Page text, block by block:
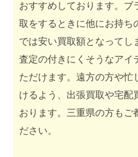
おすすめしております。ブ
取をするときに他にお持ち
では安い買取額となってし
査定の付きにくそうなアイ
ただけます。遠方の方や忙
けるよう、出張買取や宅配
おります。三重県の方もご
ださい。